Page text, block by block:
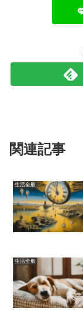
関連記事
生活全般
生活全般